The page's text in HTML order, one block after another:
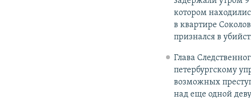
котором
в квартире
признался в
Глава
петербургскому
возможных
над еще одной